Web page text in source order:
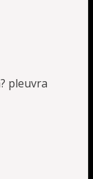
pleuvra